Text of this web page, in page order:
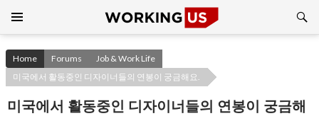
CONTENT
Home Forums
Job & Work Life
미국에서 활동중인 디자이너들의 연봉이 궁금해요.
미국에서 활동중인 디자이너들의 연봉이 궁금해